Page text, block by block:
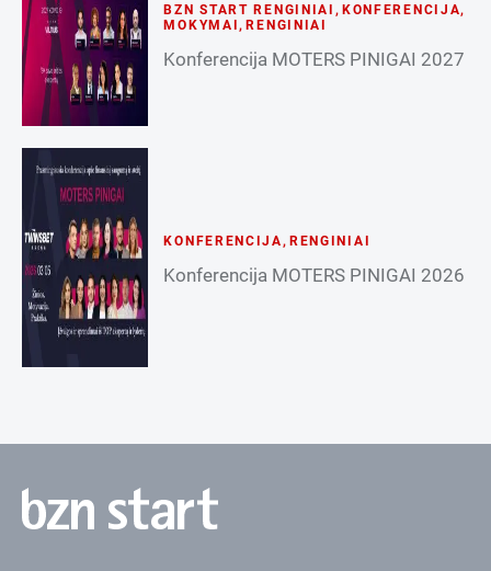
BZN START RENGINIAI , KONFERENCIJA,
MOKYMAI ,RENGINIAI
Konferencija MOTERS PINIGAI 2027
KONFERENCIJA, RENGINIAI
Konferencija MOTERS PINIGAI 2026